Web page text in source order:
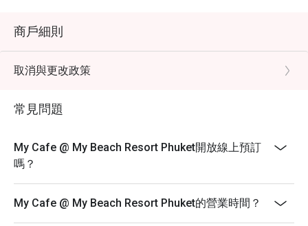
商戶細則
取消與更改政策
常見問題
My Cafe @ My Beach Resort Phuket開放線上預訂
嗎？
My Cafe @ My Beach Resort Phuket的營業時間？